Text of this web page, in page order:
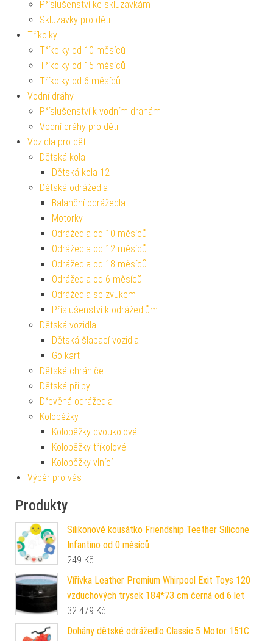
Příslušenství ke skluzavkám
Skluzavky pro děti
Tříkolky
Tříkolky od 10 měsíců
Tříkolky od 15 měsíců
Tříkolky od 6 měsíců
Vodní dráhy
Příslušenství k vodním drahám
Vodní dráhy pro děti
Vozidla pro děti
Dětská kola
Dětská kola 12
Dětská odrážedla
Balanční odrážedla
Motorky
Odrážedla od 10 měsíců
Odrážedla od 12 měsíců
Odrážedla od 18 měsíců
Odrážedla od 6 měsíců
Odrážedla se zvukem
Příslušenství k odrážedlům
Dětská vozidla
Dětská šlapací vozidla
Go kart
Dětské chrániče
Dětské přilby
Dřevěná odrážedla
Koloběžky
Koloběžky dvoukolové
Koloběžky tříkolové
Koloběžky vlnící
Výběr pro vás
Produkty
Silikonové kousátko Friendship Teether Silicone
Infantino od 0 měsíců
249 Kč
Vířivka Leather Premium Whirpool Exit Toys 120
vzduchových trysek 184*73 cm černá od 6 let
32 479 Kč
Dohány dětské odrážedlo Classic 5 Motor 151C